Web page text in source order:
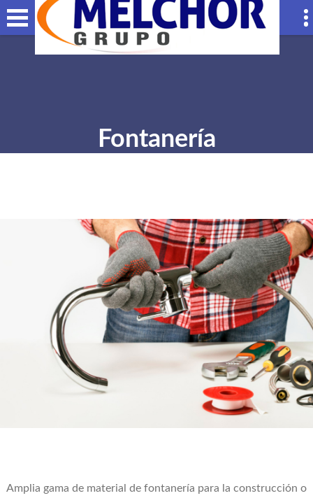
Fontanería
Amplia gama de material de fontanería para la construcción o